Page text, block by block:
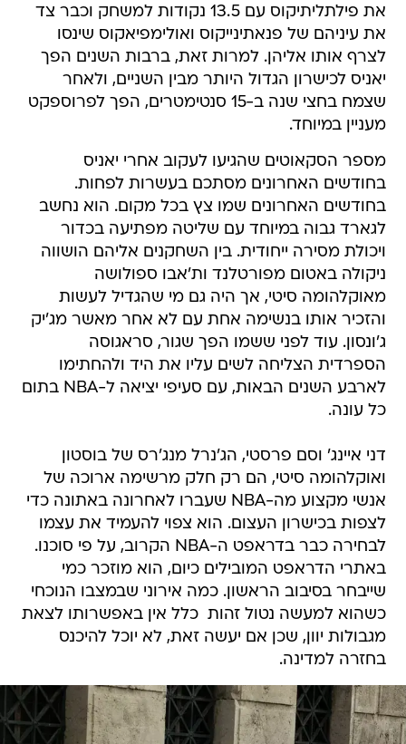
את פילתליתיקוס עם 13.5 נקודות למשחק וכבר צד
את עיניהם של פנאתינייקוס ואולימפיאקוס שינסו
לצרף אותו אליהן. למרות זאת, ברבות השנים הפך
יאניס לכישרון הגדול היותר מבין השניים, ולאחר
שצמח בחצי שנה ב-15 סנטימטרים, הפך לפרוספקט
מעניין במיוחד.
מספר הסקאוטים שהגיעו לעקוב אחרי יאניס
בחודשים האחרונים מסתכם בעשרות לפחות.
בחודשים האחרונים שמו צץ בכל מקום. הוא נחשב
לגארד גבוה במיוחד עם שליטה מפתיעה בכדור
ויכולת מסירה ייחודית. בין השחקנים אליהם הושווה
ניקולה באטום מפורטלנד ות'אבו ספולושה
מאוקלהומה סיטי, אך היה גם מי שהגדיל לעשות
והזכיר אותו בנשימה אחת עם לא אחר מאשר מג'יק
ג'ונסון. עוד לפני ששמו הפך שגור, סראגוסה
הספרדית הצליחה לשים עליו את היד ולהחתימו
לארבע השנים הבאות, עם סעיפי יציאה ל-NBA בתום
כל עונה.
דני איינג' וסם פרסטי, הג'נרל מנג'רס של בוסטון
ואוקלהומה סיטי, הם רק חלק מרשימה ארוכה של
אנשי מקצוע מה-NBA שעברו לאחרונה באתונה כדי
לצפות בכישרון העצום. הוא צפוי להעמיד את עצמו
לבחירה כבר בדראפט ה-NBA הקרוב, על פי סוכנו.
באתרי הדראפט המובילים כיום, הוא מוזכר כמי
שייבחר בסיבוב הראשון. כמה אירוני שבמצבו הנוכחי 
כשהוא למעשה נטול זהות  כלל אין באפשרותו לצאת
מגבולות יוון, שכן אם יעשה זאת, לא יוכל להיכנס
בחזרה למדינה.